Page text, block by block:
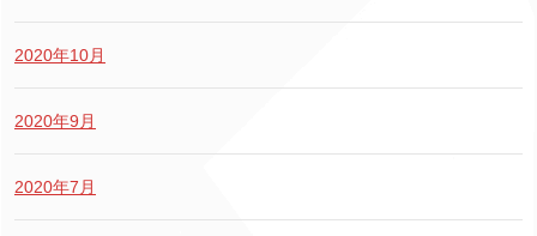
2020年10月
2020年9月
2020年7月